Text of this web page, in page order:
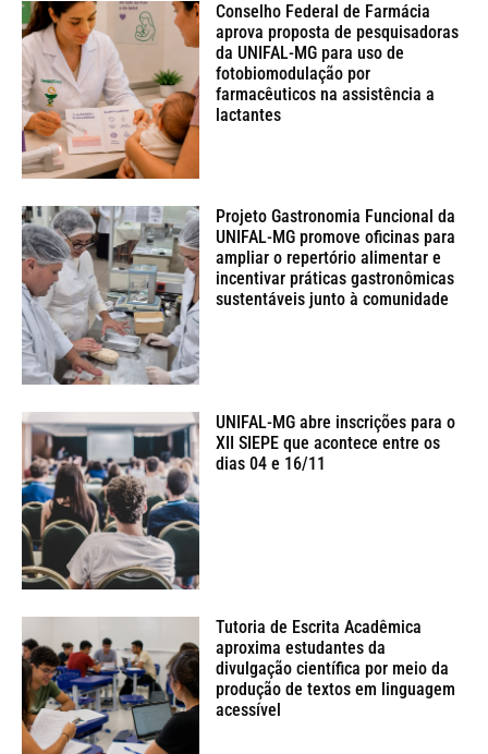
Conselho Federal de Farmácia
aprova proposta de pesquisadoras
da UNIFAL-MG para uso de
fotobiomodulação por
farmacêuticos na assistência a
lactantes
Projeto Gastronomia Funcional da
UNIFAL-MG promove oficinas para
ampliar o repertório alimentar e
incentivar práticas gastronômicas
sustentáveis junto à comunidade
UNIFAL-MG abre inscrições para o
XII SIEPE que acontece entre os
dias 04 e 16/11
Tutoria de Escrita Acadêmica
aproxima estudantes da
divulgação científica por meio da
produção de textos em linguagem
acessível